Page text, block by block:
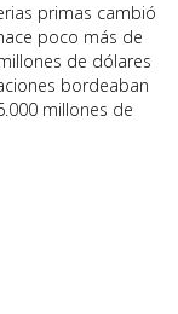
primas cambió
poco más de
de dólares
bordeaban
millones de